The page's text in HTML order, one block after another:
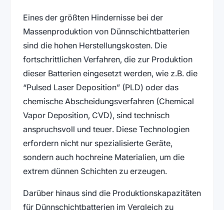
Eines der größten Hindernisse bei der
Massenproduktion von Dünnschichtbatterien
sind die hohen Herstellungskosten. Die
fortschrittlichen Verfahren, die zur Produktion
dieser Batterien eingesetzt werden, wie z.B. die
“Pulsed Laser Deposition” (PLD) oder das
chemische Abscheidungsverfahren (Chemical
Vapor Deposition, CVD), sind technisch
anspruchsvoll und teuer. Diese Technologien
erfordern nicht nur spezialisierte Geräte,
sondern auch hochreine Materialien, um die
extrem dünnen Schichten zu erzeugen.
Darüber hinaus sind die Produktionskapazitäten
für Dünnschichtbatterien im Vergleich zu